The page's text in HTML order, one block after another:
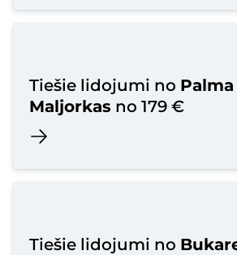
Tiešie lidojumi no Palma
Maljorkas no 179 €
Tiešie lidojumi no